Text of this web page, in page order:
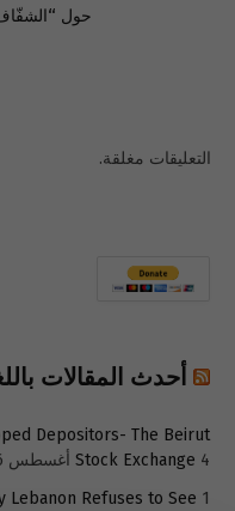
حول
التعليقات مغلقة.
أحدث المقالات
Depositors- The Beirut
Stock Exchange 4 أغسطس 2026
Lebanon Refuses to See 1 أغسطس 2026